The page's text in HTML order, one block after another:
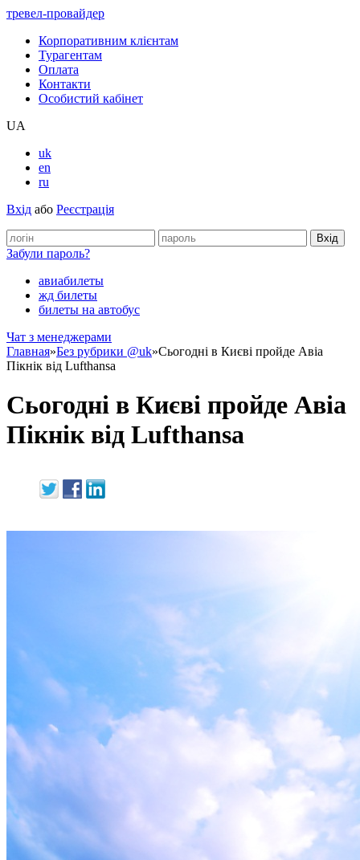
тревел-провайдер
Корпоративним клієнтам
Турагентам
Оплата
Контакти
Особистий кабінет
UA
uk
en
ru
Вхід або Реєстрація
Забули пароль?
авиабилеты
жд билеты
билеты на автобус
Чат з менеджерами
Главная»Без рубрики @uk»Сьогодні в Києві пройде Авіа
Пікнік від Lufthansa
Сьогодні в Києві пройде Авіа
Пікнік від Lufthansa